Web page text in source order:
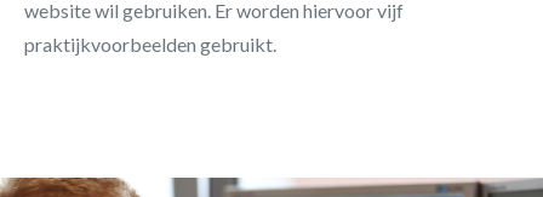
website wil gebruiken. Er worden hiervoor vijf
praktijkvoorbeelden gebruikt.